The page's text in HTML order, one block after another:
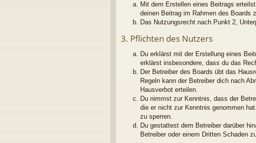
Mit dem Erstellen eines Beitrags
deinen Beitrag im Rahmen des Boards
Das Nutzungsrecht nach Punkt 2,
3. Pflichten des Nutzers
Du erklärst mit der Erstellung eines
erklärst insbesondere, dass du das
Der Betreiber des Boards übt das
Regeln kann der Betreiber dich nach
Hausverbot erteilen.
Du nimmst zur Kenntnis, dass der
die er nicht zur Kenntnis genommen
zu sperren.
Du gestattest dem Betreiber darüber
Betreiber oder einem Dritten Schaden